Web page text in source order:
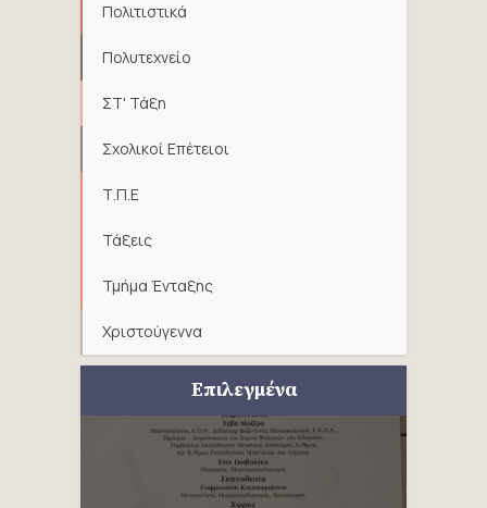
Πολιτιστικά
Πολυτεχνείο
ΣΤ' Τάξη
Σχολικοί Επέτειοι
Τ.Π.Ε
Τάξεις
Τμήμα Ένταξης
Χριστούγεννα
Επιλεγμένα